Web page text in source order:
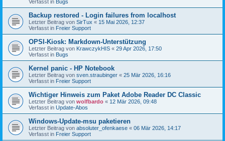
Verfasst in Bugs
Backup restored - Login failures from localhost
Letzter Beitrag von SirTux « 15 Mai 2026, 12:37
Verfasst in Freier Support
OPSI-Kiosk: Markdown-Unterstützung
Letzter Beitrag von KrawczykHIS « 29 Apr 2026, 17:50
Verfasst in Bugs
Kernel panic - HP Notebook
Letzter Beitrag von sven.straubinger « 25 Mär 2026, 16:16
Verfasst in Freier Support
Wichtiger Hinweis zum Paket Adobe Reader DC Classic
Letzter Beitrag von wolfbardo « 12 Mär 2026, 09:48
Verfasst in Update-Abos
Windows-Update-msu paketieren
Letzter Beitrag von absoluter_ofenkaese « 06 Mär 2026, 14:17
Verfasst in Freier Support